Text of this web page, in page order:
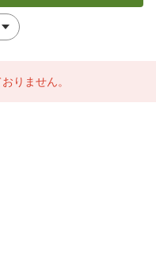
りません。